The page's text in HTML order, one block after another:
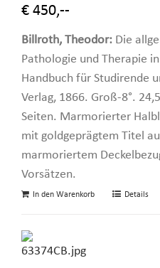
€ 450,--
Billroth, Theodor: Die
Pathologie und Therapie
Handbuch für Studirende
Verlag, 1866. Groß-8°.
Seiten. Marmorierter
mit goldgeprägtem Titel
marmoriertem
Vorsätzen.
In den Warenkorb Details